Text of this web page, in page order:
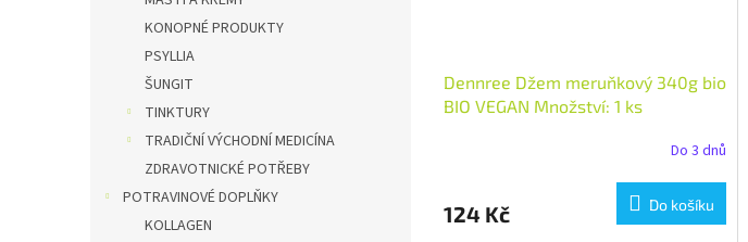
KONOPNÉ PRODUKTY
PSYLLIA
ŠUNGIT
TINKTURY
TRADIČNÍ VÝCHODNÍ MEDICÍNA
ZDRAVOTNICKÉ POTŘEBY
POTRAVINOVÉ DOPLŇKY
KOLLAGEN
Dennree Džem meruňkový 340g bio
BIO VEGAN Množství: 1 ks
Do 3 dnů
124 Kč Do košíku